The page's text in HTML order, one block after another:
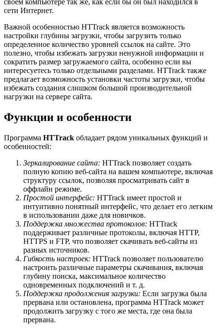
сети Интернет.
Важной особенностью HTTrack является возможность
настройки глубины загрузки, чтобы загрузить только
определенное количество уровней ссылок на сайте. Это
полезно, чтобы избежать загрузки ненужной информации и
сократить размер загружаемого сайта, особенно если вы
интересуетесь только отдельными разделами. HTTrack также
предлагает возможность установки частоты загрузки, чтобы
избежать создания слишком большой производительной
нагрузки на сервере сайта.
Функции и особенности
Программа HTTrack обладает рядом уникальных функций и
особенностей:
Зеркалирование сайта: HTTrack позволяет создать
полную копию веб-сайта на вашем компьютере, включая
структуру ссылок, позволяя просматривать сайт в
оффлайн режиме.
Простой интерфейс: HTTrack имеет простой и
интуитивно понятный интерфейс, что делает его легким
в использовании даже для новичков.
Поддержка множества протоколов: HTTrack
поддерживает различные протоколы, включая HTTP,
HTTPS и FTP, что позволяет скачивать веб-сайты из
разных источников.
Гибкость настроек: HTTrack позволяет пользователю
настроить различные параметры скачивания, включая
глубину поиска, максимальное количество
одновременных подключений и т. д.
Поддержка продолжения загрузки: Если загрузка была
прервана или остановлена, программа HTTrack может
продолжить загрузку с того же места, где она была
прервана.